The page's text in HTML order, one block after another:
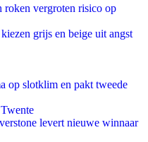
roken vergroten risico op
grijs en beige uit angst
op slotklim en pakt tweede
levert nieuwe winnaar